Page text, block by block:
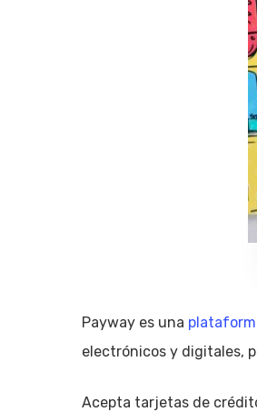
Payway es una
electrónicos y digitales,
Acepta tarjetas de